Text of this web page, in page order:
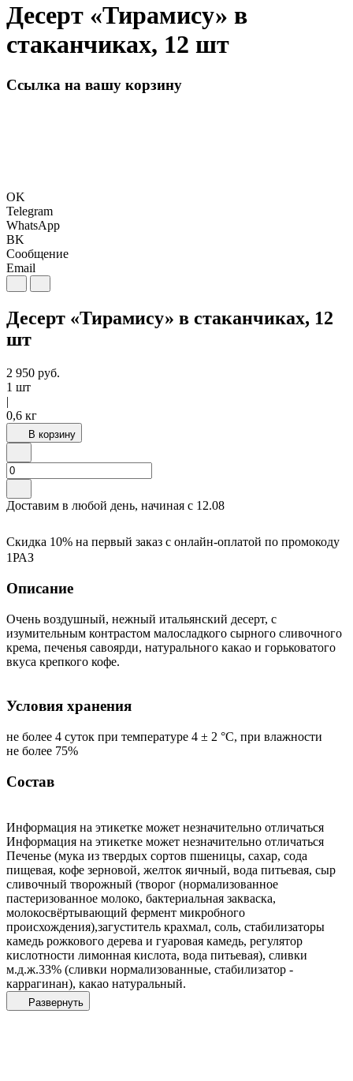
Десерт «Тирамису» в
стаканчиках, 12 шт
Ссылка на вашу корзину
OK
Telegram
WhatsApp
BK
Сообщение
Email
Десерт «Тирамису» в стаканчиках, 12
шт
2 950 руб.
1 шт
|
0,6 кг
В корзину
Доставим в любой день, начиная с 12.08
Скидка 10% на первый заказ с онлайн-оплатой по промокоду
1РАЗ
Описание
Очень воздушный, нежный итальянский десерт, с
изумительным контрастом малосладкого сырного сливочного
крема, печенья савоярди, натурального какао и горьковатого
вкуса крепкого кофе.
Условия хранения
не более 4 суток при температуре 4 ± 2 °С, при влажности
не более 75%
Состав
Информация на этикетке может незначительно отличаться
Информация на этикетке может незначительно отличаться
Печенье (мука из твердых сортов пшеницы, сахар, сода
пищевая, кофе зерновой, желток яичный, вода питьевая, сыр
сливочный творожный (творог (нормализованное
пастеризованное молоко, бактериальная закваска,
молокосвёртывающий фермент микробного
происхождения),загуститель крахмал, соль, стабилизаторы
камедь рожкового дерева и гуаровая камедь, регулятор
кислотности лимонная кислота, вода питьевая), сливки
м.д.ж.33% (сливки нормализованные, стабилизатор -
каррагинан), какао натуральный.
Развернуть